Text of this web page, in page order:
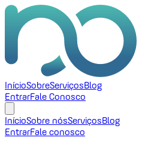
InícioSobreServiçosBlog
EntrarFale Conosco
InícioSobre nósServiçosBlog
EntrarFale conosco